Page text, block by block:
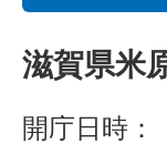
滋賀県米
開庁日時：